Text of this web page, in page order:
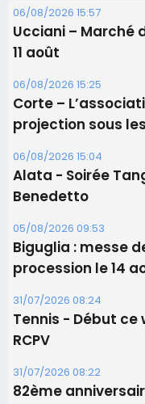
06/08/2026 15:04
Alata - Soirée
Benedetto
05/08/2026 09:53
Biguglia : messe
procession le 14
31/07/2026 08:24
Tennis - Début
RCPV
31/07/2026 08:22
82ème
Commandant
Les plus lus
Satine Nomary est
Éclipse du 12 août :